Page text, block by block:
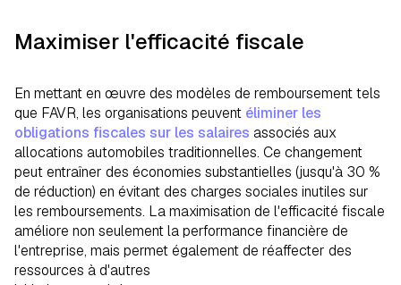
Maximiser l'efficacité fiscale
En mettant en œuvre des modèles de remboursement tels
que FAVR, les organisations peuvent éliminer les
obligations fiscales sur les salaires associés aux
allocations automobiles traditionnelles. Ce changement
peut entraîner des économies substantielles (jusqu'à 30 %
de réduction) en évitant des charges sociales inutiles sur
les remboursements. La maximisation de l'efficacité fiscale
améliore non seulement la performance financière de
l'entreprise, mais permet également de réaffecter des
ressources à d'autres